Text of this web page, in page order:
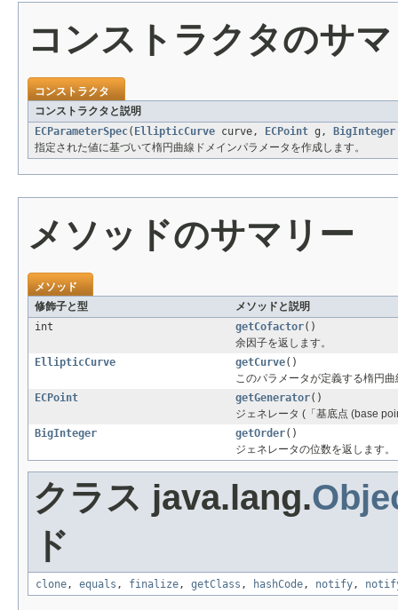
コンストラクタのサ
コンストラクタ
コンストラクタと説明
ECParameterSpec( EllipticCurve curve, ECPoint g, BigInteger
指定された値に基づいて楕円曲線ドメインパラメータを作成します。
メソッドのサマリー
メソッド
修飾子と型
メソッドと説明
int
getCofactor()
余因子を返します。
EllipticCurve
getCurve()
このパラメータが定義する楕円
ECPoint
getGenerator()
ジェネレータ (「基底点 (base
BigInteger
getOrder()
ジェネレータの位数を返します。
クラス java.lang.
ド
clone, equals , finalize, getClass , hashCode, notify,